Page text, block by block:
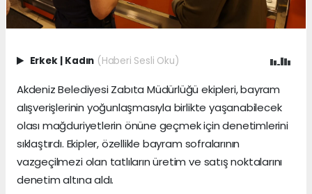
Erkek | Kadın (Haberi Sesli Oku)
Akdeniz Belediyesi Zabıta Müdürlüğü ekipleri, bayram
alışverişlerinin yoğunlaşmasıyla birlikte yaşanabilecek
olası mağduriyetlerin önüne geçmek için denetimlerini
sıklaştırdı. Ekipler, özellikle bayram sofralarının
vazgeçilmezi olan tatlıların üretim ve satış noktalarını
denetim altına aldı.